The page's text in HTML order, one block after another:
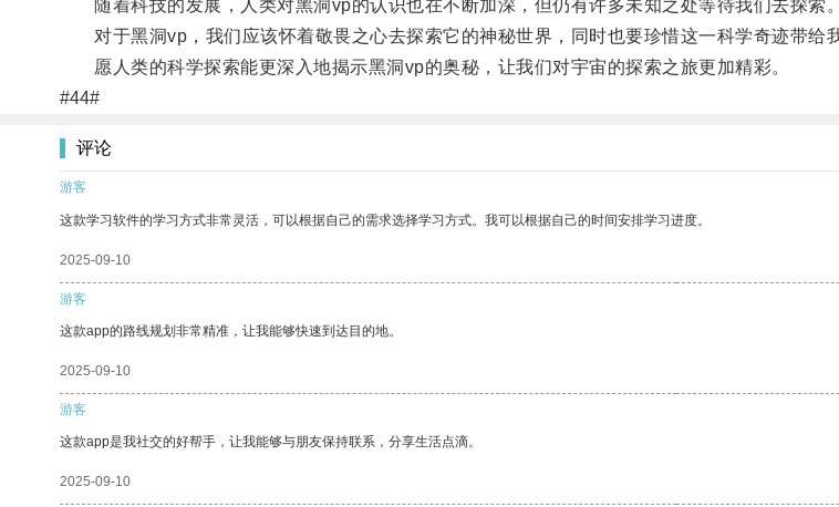
随着科技的发展，人类对黑洞vp的认识也在不断加深，但仍有许多未知之处等待我们去探索。
对于黑洞vp，我们应该怀着敬畏之心去探索它的神秘世界，同时也要珍惜这一科学奇迹带给我
愿人类的科学探索能更深入地揭示黑洞vp的奥秘，让我们对宇宙的探索之旅更加精彩。
#44#
评论
游客
这款学习软件的学习方式非常灵活，可以根据自己的需求选择学习方式。我可以根据自己的时间安排学习进度。
2025-09-10
游客
这款app的路线规划非常精准，让我能够快速到达目的地。
2025-09-10
游客
这款app是我社交的好帮手，让我能够与朋友保持联系，分享生活点滴。
2025-09-10